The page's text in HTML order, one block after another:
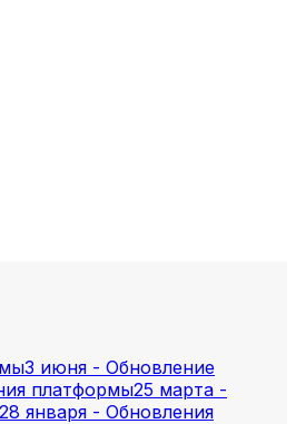
3 июня - Обновление
платформы25 марта -
28 января - Обновления